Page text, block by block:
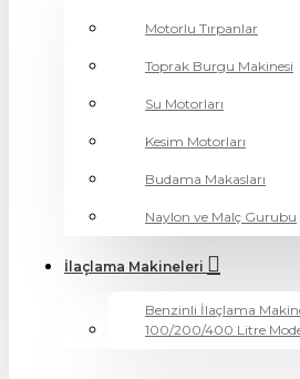
Motorlu Tırpanlar
Toprak Burgu Makinesi
Su Motorları
Kesim Motorları
Budama Makasları
Naylon ve Malç Gurubu
İlaçlama Makineleri
Benzinli İlaçlama
100/200/400 Litre